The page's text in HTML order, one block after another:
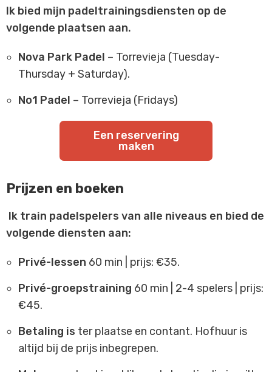
Ik bied mijn padeltrainingsdiensten op de
volgende plaatsen aan.
Nova Park Padel – Torrevieja (Tuesday-
Thursday + Saturday).
No1 Padel – Torrevieja (Fridays)
Een reservering
maken
Prijzen en boeken
Ik train padelspelers van alle niveaus en bied de
volgende diensten aan:
Privé-lessen 60 min | prijs: €35.
Privé-groepstraining 60 min | 2-4 spelers | prijs:
€45.
Betaling is ter plaatse en contant. Hofhuur is
altijd bij de prijs inbegrepen.